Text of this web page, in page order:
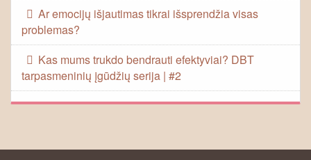
Ar emocijų išjautimas tikrai išsprendžia visas
problemas?
Kas mums trukdo bendrauti efektyviai? DBT
tarpasmeninių įgūdžių serija | #2